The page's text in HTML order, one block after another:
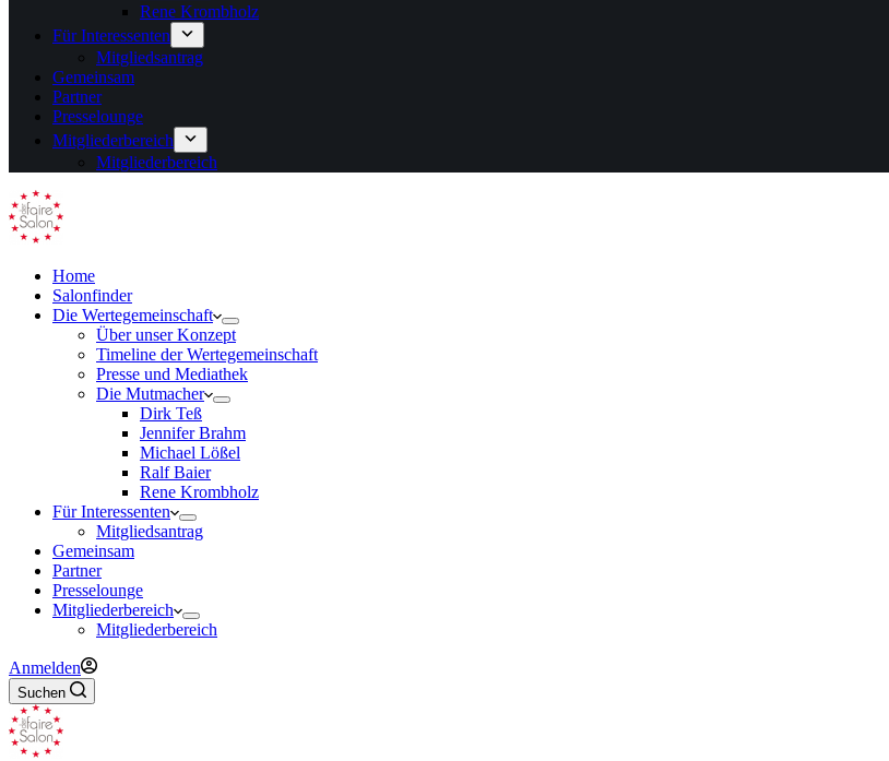
Rene Krombholz
Für Interessenten
Mitgliedsantrag
Gemeinsam
Partner
Presselounge
Mitgliederbereich
Mitgliederbereich
Home
Salonfinder
Die Wertegemeinschaft
Über unser Konzept
Timeline der Wertegemeinschaft
Presse und Mediathek
Die Mutmacher
Dirk Teß
Jennifer Brahm
Michael Lößel
Ralf Baier
Rene Krombholz
Für Interessenten
Mitgliedsantrag
Gemeinsam
Partner
Presselounge
Mitgliederbereich
Mitgliederbereich
Anmelden
Suchen